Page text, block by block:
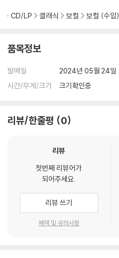
CD/LP 클래식 보컬 보컬 (수입)
품목정보
발매일
2024년 05월 24일
시간/무게/크기
크기확인중
리뷰/한줄평 0
리뷰
첫번째 리뷰어가
되어주세요.
리뷰 쓰기
혜택 및 유의사항